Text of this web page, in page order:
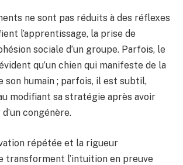
ne sont pas réduits à des réflexes
l’apprentissage, la prise de
sociale d’un groupe. Parfois, le
qu’un chien qui manifeste de la
son humain ; parfois, il est subtil,
modifiant sa stratégie après avoir
congénère.
répétée et la rigueur
transforment l’intuition en preuve